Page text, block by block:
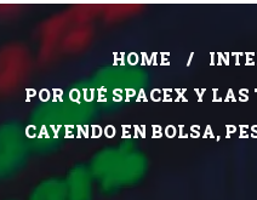
HOME
POR QUÉ SPACEX Y
CAYENDO EN BOLSA,